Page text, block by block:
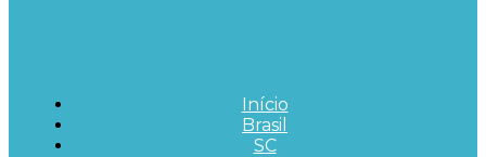
Início
Brasil
SC